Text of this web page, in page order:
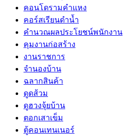
คอนโดรามคำแหง
คอร์สเรียนดำน้ำ
คำนวณผลประโยชน์พนักงาน
คุมงานก่อสร้าง
งานราชการ
จำนองบ้าน
ฉลากสินค้า
ดูดส้วม
ดูฮวงจุ้ยบ้าน
ตอกเสาเข็ม
ตู้คอนเทนเนอร์